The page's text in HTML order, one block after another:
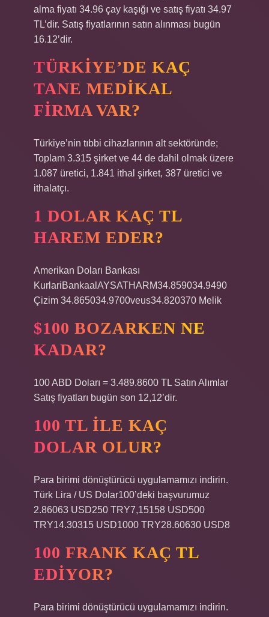
alma fiyatı 34.96 çay kaşığı ve satış fiyatı 34.97
TL’dir. Satış fiyatlarının satın alınması bugün
16.12’dir.
TÜRKIYE’DE KAÇ
TANE MEDIKAL
FIRMA VAR?
Türkiye’nin tıbbi cihazlarının alt sektöründe;
Toplam 3.315 şirket ve 44 de dahil olmak üzere
1.087 üretici, 1.841 ithal şirket, 387 üretici ve
ithalatçı.
1 DOLAR KAÇ TL
HAREM EDER?
Amerikan Doları Bankası
KurlariBankaalAYSATHARM34.859034.9490
Çizim 34.865034.9700veus34.820370 Melik
$100 BOZARKEN NE
KADAR?
100 ABD Doları = 3.489.8600 TL Satın Alımlar
Satış fiyatları bugün son 12,12’dir.
100 TL ILE KAÇ
DOLAR OLUR?
Para birimi dönüştürücü uygulamamızı indirin.
Türk Lira / US Dolar100’deki başvurumuz
2.86063 USD250 TRY7,15158 USD500
TRY14.30315 USD1000 TRY28.60630 USD8
100 FRANK KAÇ TL
EDIYOR?
Para birimi dönüştürücü uygulamamızı indirin.